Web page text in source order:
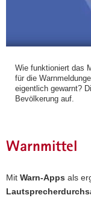
Wie funktioniert das
für die
eigentlich gewarnt?
Bevölkerung auf.
Warnmittel
Mit Warn-Apps als